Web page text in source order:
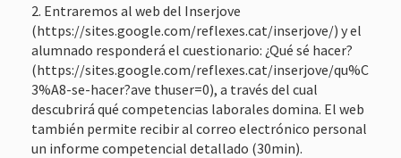
2. Entraremos al web del Inserjove
(https://sites.google.com/reflexes.cat/inserjove/) y el
alumnado responderá el cuestionario: ¿Qué sé hacer?
(https://sites.google.com/reflexes.cat/inserjove/qu%C
3%A8-se-hacer?ave thuser=0), a través del cual
descubrirá qué competencias laborales domina. El web
también permite recibir al correo electrónico personal
un informe competencial detallado (30min).